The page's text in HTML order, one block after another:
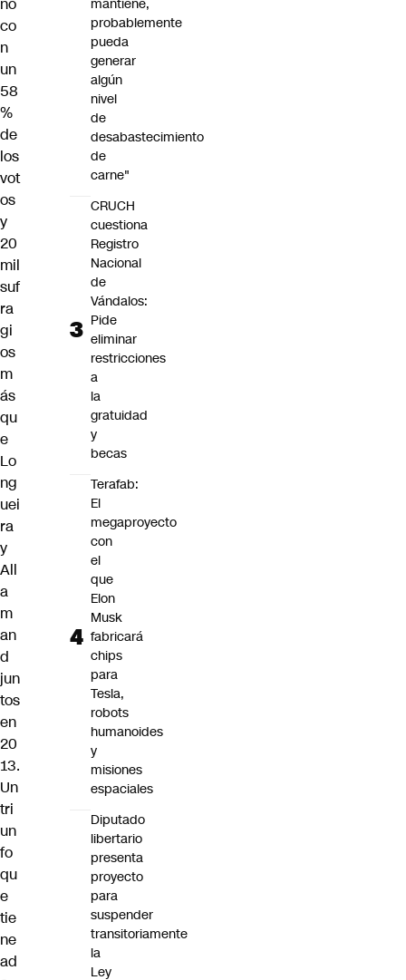
co
n
un
58
%
de
los
vot
os
y
20
mil
suf
ra
gi
os
m
ás
qu
e
Lo
ng
uei
ra
y
All
a
m
an
d
jun
tos
en
20
13.
Un
tri
un
fo
qu
e
tie
ne
ad
mantiene,
probablemente
pueda
generar
algún
nivel
de
desabastecimiento
de
carne"
CRUCH
cuestiona
Registro
Nacional
de
Vándalos:
Pide
eliminar
restricciones
a
la
gratuidad
y
becas
Terafab:
El
megaproyecto
con
el
que
Elon
Musk
fabricará
chips
para
Tesla,
robots
humanoides
y
misiones
espaciales
Diputado
libertario
presenta
proyecto
para
suspender
transitoriamente
la
Ley